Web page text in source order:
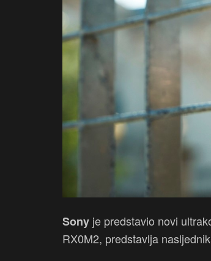
Sony je predstavio novi
RX0M2, predstavlja